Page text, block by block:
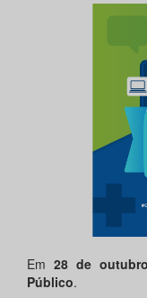
Em28 de outubro
Público.